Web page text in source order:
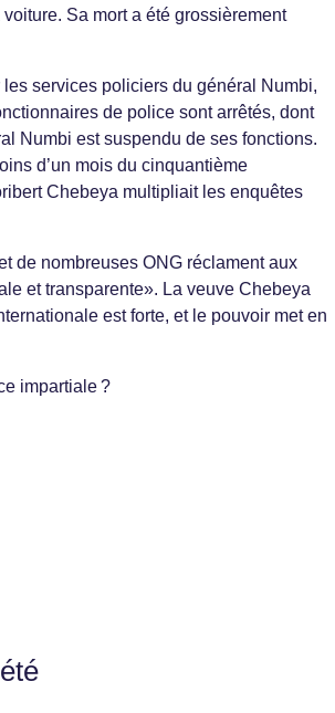
Sa mort a été grossièrement
les services policiers du général Numbi,
de police sont arrêtés, dont
Numbi est suspendu de ses fonctions.
d’un mois du cinquantième
Chebeya multipliait les enquêtes
de nombreuses ONG réclament aux
et transparente». La veuve Chebeya
est forte, et le pouvoir met en
impartiale ?